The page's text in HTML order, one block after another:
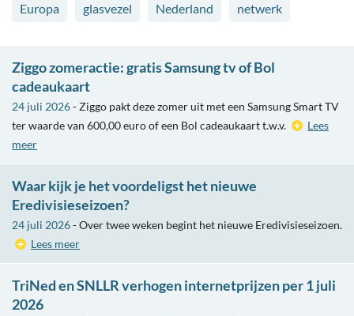
Europa glasvezel Nederland netwerk
Ziggo zomeractie: gratis Samsung tv of Bol
cadeaukaart
24 juli 2026- Ziggo pakt deze zomer uit met een Samsung Smart TV
ter waarde van 600,00 euro of een Bol cadeaukaart t.w.v.
Lees
meer
Waar kijk je het voordeligst het nieuwe
Eredivisieseizoen?
24 juli 2026- Over twee weken begint het nieuwe Eredivisieseizoen.
Lees meer
TriNed en SNLLR verhogen internetprijzen per 1 juli
2026